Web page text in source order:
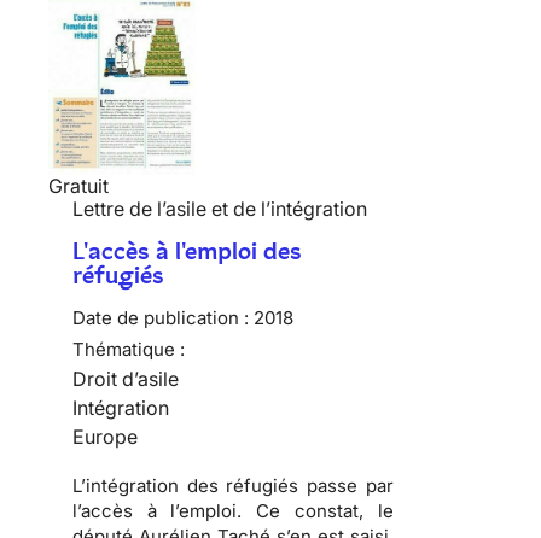
Gratuit
Lettre de l’asile et de l’intégration
L'accès à l'emploi des
réfugiés
Date de publication : 2018
Thématique :
Droit d’asile
Intégration
Europe
L’intégration des réfugiés passe par
l’accès à l’emploi. Ce constat, le